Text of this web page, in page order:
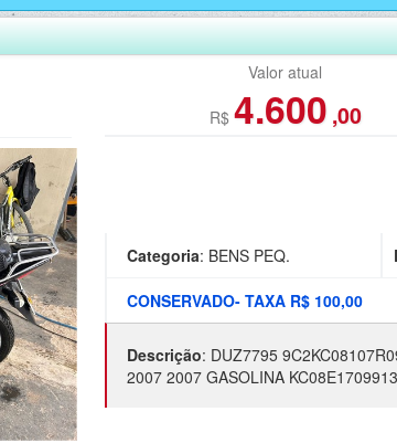
Valor atual
R$ 4.600 ,00
Categoria: BENS PEQ.
CONSERVADO- TAXA R$ 100,00
Descrição: DUZ7795
2007 2007 GASOLINA